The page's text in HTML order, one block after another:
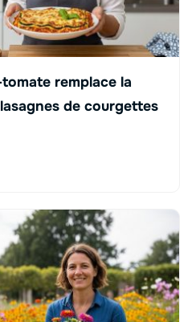
remplace la
de courgettes